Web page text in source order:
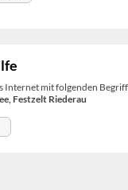
Internet mit folgenden Begriff
Festzelt Riederau